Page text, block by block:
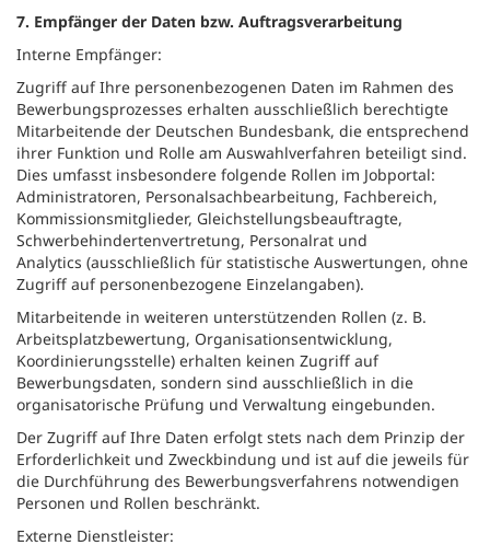
7. Empfänger der Daten bzw. Auftragsverarbeitung
Interne Empfänger:
Zugriff auf Ihre personenbezogenen Daten im Rahmen des
Bewerbungsprozesses erhalten ausschließlich berechtigte
Mitarbeitende der Deutschen Bundesbank, die entsprechend
ihrer Funktion und Rolle am Auswahlverfahren beteiligt sind.
Dies umfasst insbesondere folgende Rollen im Jobportal:
Administratoren, Personalsachbearbeitung, Fachbereich,
Kommissionsmitglieder, Gleichstellungsbeauftragte,
Schwerbehindertenvertretung, Personalrat und
Analytics (ausschließlich für statistische Auswertungen, ohne
Zugriff auf personenbezogene Einzelangaben).
Mitarbeitende in weiteren unterstützenden Rollen (z. B.
Arbeitsplatzbewertung, Organisationsentwicklung,
Koordinierungsstelle) erhalten keinen Zugriff auf
Bewerbungsdaten, sondern sind ausschließlich in die
organisatorische Prüfung und Verwaltung eingebunden.
Der Zugriff auf Ihre Daten erfolgt stets nach dem Prinzip der
Erforderlichkeit und Zweckbindung und ist auf die jeweils für
die Durchführung des Bewerbungsverfahrens notwendigen
Personen und Rollen beschränkt.
Externe Dienstleister: